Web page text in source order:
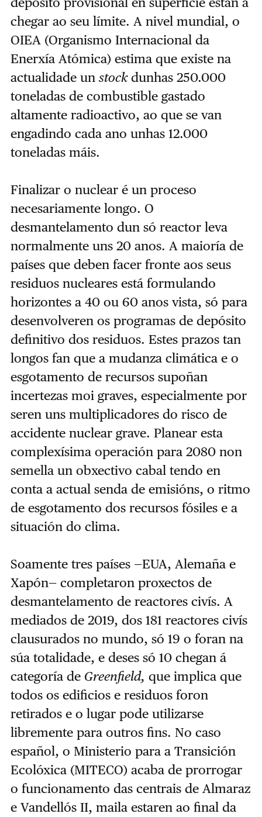
chegar ao seu límite. A nivel mundial, o
OIEA (Organismo Internacional da
Enerxía Atómica) estima que existe na
actualidade un stockdunhas 250.000
toneladas de combustible gastado
altamente radioactivo, ao que se van
engadindo cada ano unhas 12.000
toneladas máis.
Finalizar o nuclear é un proceso
necesariamente longo. O
desmantelamento dun só reactor leva
normalmente uns 20 anos. A maioría de
países que deben facer fronte aos seus
residuos nucleares está formulando
horizontes a 40 ou 60 anos vista, só para
desenvolveren os programas de depósito
definitivo dos residuos. Estes prazos tan
longos fan que a mudanza climática e o
esgotamento de recursos supoñan
incertezas moi graves, especialmente por
seren uns multiplicadores do risco de
accidente nuclear grave. Planear esta
complexísima operación para 2080 non
semella un obxectivo cabal tendo en
conta a actual senda de emisións, o ritmo
de esgotamento dos recursos fósiles e a
situación do clima.
Soamente tres países —EUA, Alemaña e
Xapón— completaron proxectos de
desmantelamento de reactores civís. A
mediados de 2019, dos 181 reactores civís
clausurados no mundo, só 19 o foran na
súa totalidade, e deses só 10 chegan á
categoría de Greenfield, que implica que
todos os edificios e residuos foron
retirados e o lugar pode utilizarse
libremente para outros fins. No caso
español, o Ministerio para a Transición
Ecolóxica (MITECO) acaba de prorrogar
o funcionamento das centrais de Almaraz
e Vandellós II, maila estaren ao final da